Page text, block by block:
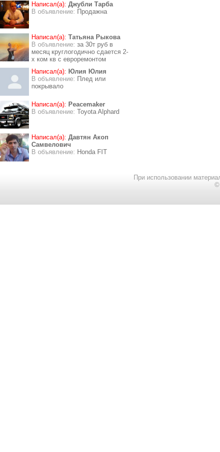
Написал(а): Джубли Тарба
В объявление: Продажна
Написал(а): Татьяна Рыкова
В объявление: за 30т руб в
месяц круглогодично сдается 2-
х ком кв с евроремонтом
Написал(а): Юлия Юлия
В объявление: Плед или
покрывало
Написал(а): Peacemaker
В объявление: Toyota Alphard
Написал(а): Давтян Акоп
Самвелович
В объявление: Honda FIT
При использовании